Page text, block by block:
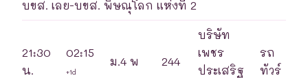
บขส. เลย-บขส. พิษณุโลก แห่งที่ 2
21:30
น.
02:15
+1d
ม.4 พ 244
บริษัท
เพชร
ประเสริฐ
รถ
ทัวร์